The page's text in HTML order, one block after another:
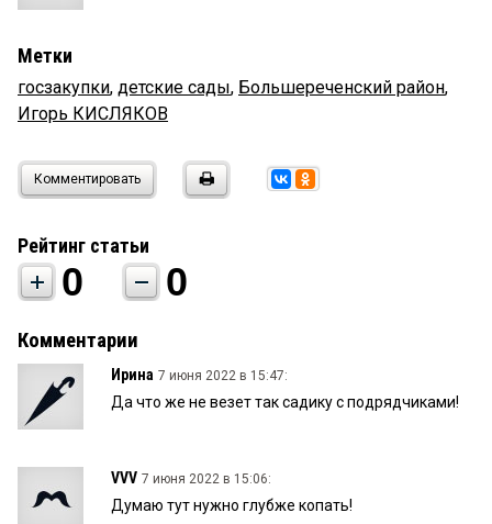
Метки
госзакупки, детские сады, Большереченский район,
Игорь КИСЛЯКОВ
Комментировать
Рейтинг статьи
0 0
Комментарии
Ирина 7 июня 2022 в 15:47:
Да что же не везет так садику с подрядчиками!
VVV 7 июня 2022 в 15:06:
Думаю тут нужно глубже копать!